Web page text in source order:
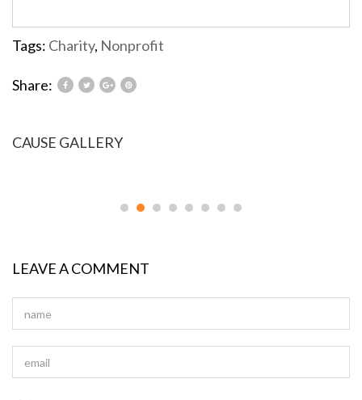
Tags: Charity, Nonprofit
Share:
CAUSE GALLERY
LEAVE A COMMENT